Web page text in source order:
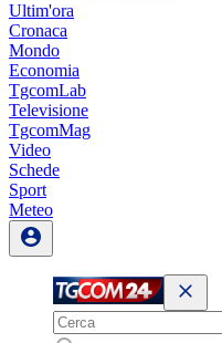
Ultim'ora
Cronaca
Mondo
Economia
TgcomLab
Televisione
TgcomMag
Video
Schede
Sport
Meteo